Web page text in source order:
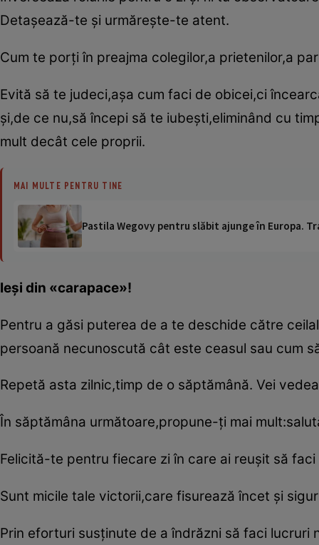
Detaşează-te şi urmăreşte-te atent.
Cum te porţi în preajma colegilor,a prietenilor,a
Evită să te judeci,aşa cum faci de obicei,ci
şi,de ce nu,să începi să te iubeşti,eliminând cu
mult decât cele proprii.
MAI MULTE PENTRU TINE
Pastila Wegovy pentru slăbit ajunge în Europa.
Ieşi din «carapace»!
Pentru a găsi puterea de a te deschide către
persoană necunoscută cât este ceasul sau cum
Repetă asta zilnic,timp de o săptămână. Vei
În săptămâna următoare,propune-ţi mai
Felicită-te pentru fiecare zi în care ai reuşit să
Sunt micile tale victorii,care fisurează încet şi
Prin eforturi susţinute de a îndrăzni să faci lucruri